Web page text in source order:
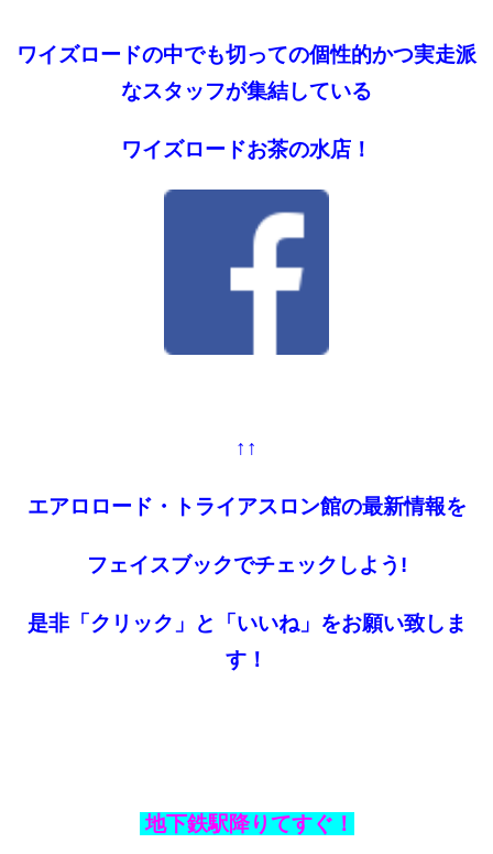
ワイズロードの中でも切っての個性的かつ実走派
なスタッフが集結している
ワイズロードお茶の水店！
↑↑
エアロロード・トライアスロン館の最新情報を
フェイスブックでチェックしよう!
是非「クリック」と「いいね」をお願い致しま
す！
地下鉄駅降りてすぐ！